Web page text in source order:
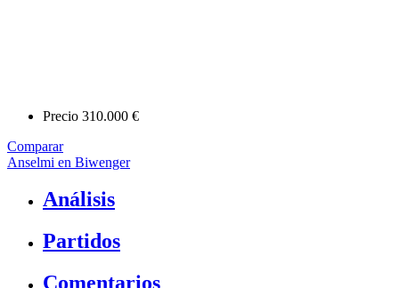
Precio 310.000 €
Comparar
Anselmi en Biwenger
Análisis
Partidos
Comentarios